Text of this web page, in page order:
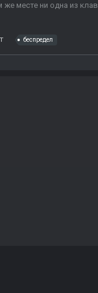
же месте ни одна из
беспредел